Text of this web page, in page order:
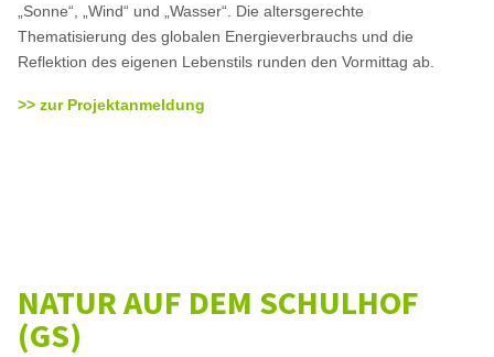
„Sonne“, „Wind“ und „Wasser“. Die altersgerechte
Thematisierung des globalen Energieverbrauchs und die
Reflektion des eigenen Lebenstils runden den Vormittag ab.
>> zur Projektanmeldung
NATUR AUF DEM SCHULHOF
(GS)